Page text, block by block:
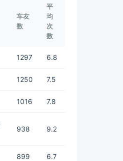
车友
数
平
均
次
数
1297 6.8
1250 7.5
1016 7.8
938 9.2
899 6.7